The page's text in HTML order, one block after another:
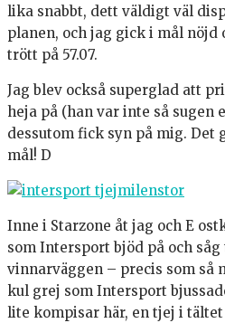
lika snabbt, dett väldigt väl
planen, och jag gick i mål nöjd
trött på 57.07.
Jag blev också superglad att
heja på (han var inte så sugen
dessutom fick syn på mig. Det
mål! D
Inne i Starzone åt jag och E
som Intersport bjöd på och
vinnarväggen – precis som så
kul grej som Intersport
lite kompisar här, en tjej i